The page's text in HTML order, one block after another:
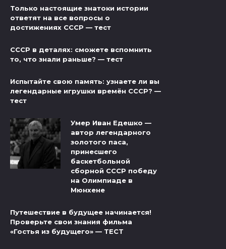
Только настоящие знатоки истории
ответят на все вопросы о
достижениях СССР — тест
СССР в деталях: сможете вспомнить
то, что знали раньше? — тест
Испытайте свою память: узнаете ли вы
легендарные игрушки времён СССР? —
тест
Умер Иван Едешко —
автор легендарного
золотого паса,
принесшего
баскетбольной
сборной СССР победу
на Олимпиаде в
Мюнхене
Путешествие в будущее начинается!
Проверьте свои знания фильма
«Гостья из будущего» — ТЕСТ